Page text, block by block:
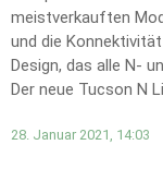
meistverkauften
und die
Design, das alle N-
Der neue Tucson N
28. Januar 2021, 14:03